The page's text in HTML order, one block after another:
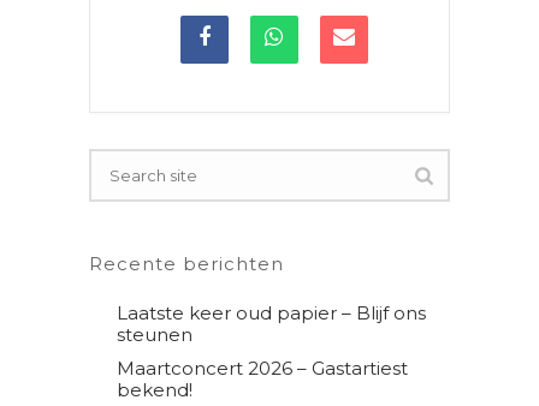
Recente berichten
Laatste keer oud papier – Blijf ons
steunen
Maartconcert 2026 – Gastartiest
bekend!